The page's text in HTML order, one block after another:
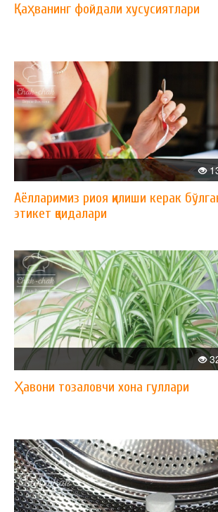
Қаҳванинг фойдали хусусиятлари
Аёлларимиз риоя қилиши керак
этикет қоидалари
Ҳавони тозаловчи хона гуллари